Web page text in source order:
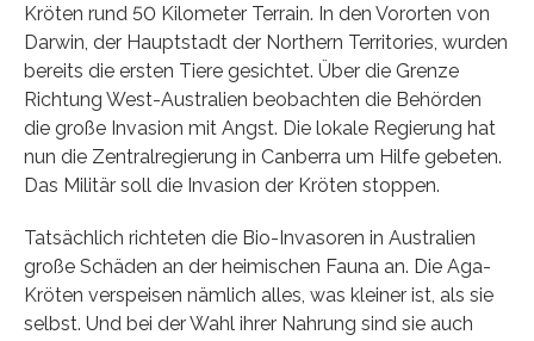
Kröten rund 50 Kilometer Terrain. In den Vororten von
Darwin, der Hauptstadt der Northern Territories, wurden
bereits die ersten Tiere gesichtet. Über die Grenze
Richtung West-Australien beobachten die Behörden
die große Invasion mit Angst. Die lokale Regierung hat
nun die Zentralregierung in Canberra um Hilfe gebeten.
Das Militär soll die Invasion der Kröten stoppen.
Tatsächlich richteten die Bio-Invasoren in Australien
große Schäden an der heimischen Fauna an. Die Aga-
Kröten verspeisen nämlich alles, was kleiner ist, als sie
selbst. Und bei der Wahl ihrer Nahrung sind sie auch